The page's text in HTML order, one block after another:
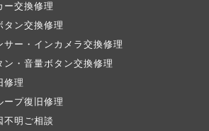
ー交換修理
タン交換修理
ー・インカメラ交換修理
・音量ボタン交換修理
修理
ープ復旧修理
不明ご相談